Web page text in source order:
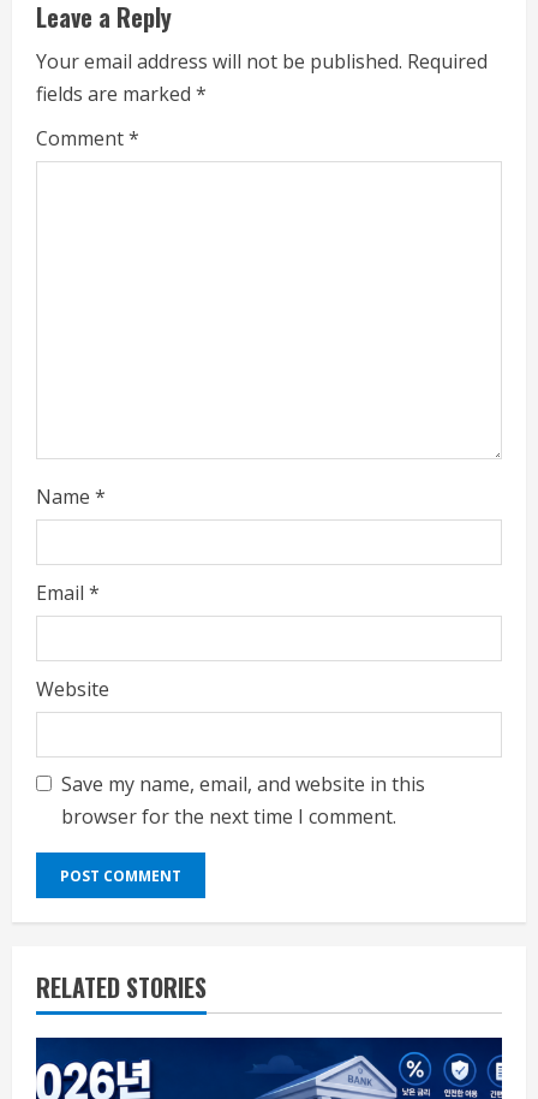
u
e
R
g
Leave a Reply
Your email address will not be published. Required
fields are marked *
Comment*
Name *
Email *
Website
Save my name, email, and website in this
browser for the next time I comment.
RELATED STORIES